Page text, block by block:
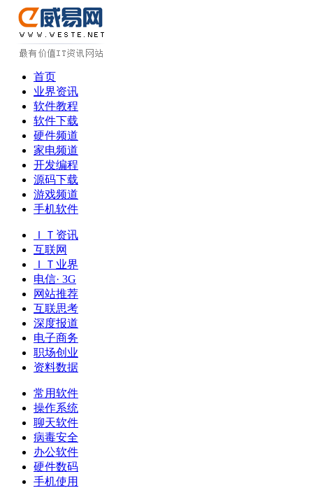
首页
业界资讯
软件教程
软件下载
硬件频道
家电频道
开发编程
源码下载
游戏频道
手机软件
ＩＴ资讯
互联网
ＩＴ业界
电信· 3G
网站推荐
互联思考
深度报道
电子商务
职场创业
资料数据
常用软件
操作系统
聊天软件
病毒安全
办公软件
硬件数码
手机使用